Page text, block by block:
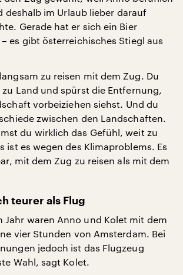
deshalb im Urlaub lieber darauf
Gerade hat er sich ein Bier
es gibt österreichisches Stiegl aus
zu reisen mit dem Zug. Du
Land und spürst die Entfernung,
vorbeiziehen siehst. Und du
zwischen den Landschaften.
du wirklich das Gefühl, weit zu
ist es wegen des Klimaproblems. Es
mit dem Zug zu reisen als mit dem
teurer als Flug
Jahr waren Anno und Kolet mit dem
vier Stunden von Amsterdam. Bei
jedoch ist das Flugzeug
Wahl, sagt Kolet.